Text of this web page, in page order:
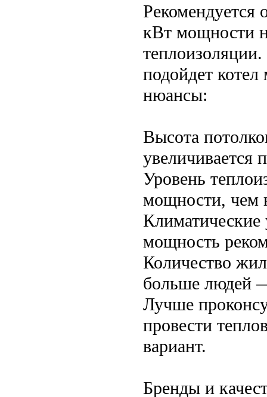
кВт мощности
подойдет
нюансы:
Высота
увеличивается
Уровень
мощности, чем
Климатические
мощность
Количество
больше людей
Лучше
провести
вариант.
Бренды и